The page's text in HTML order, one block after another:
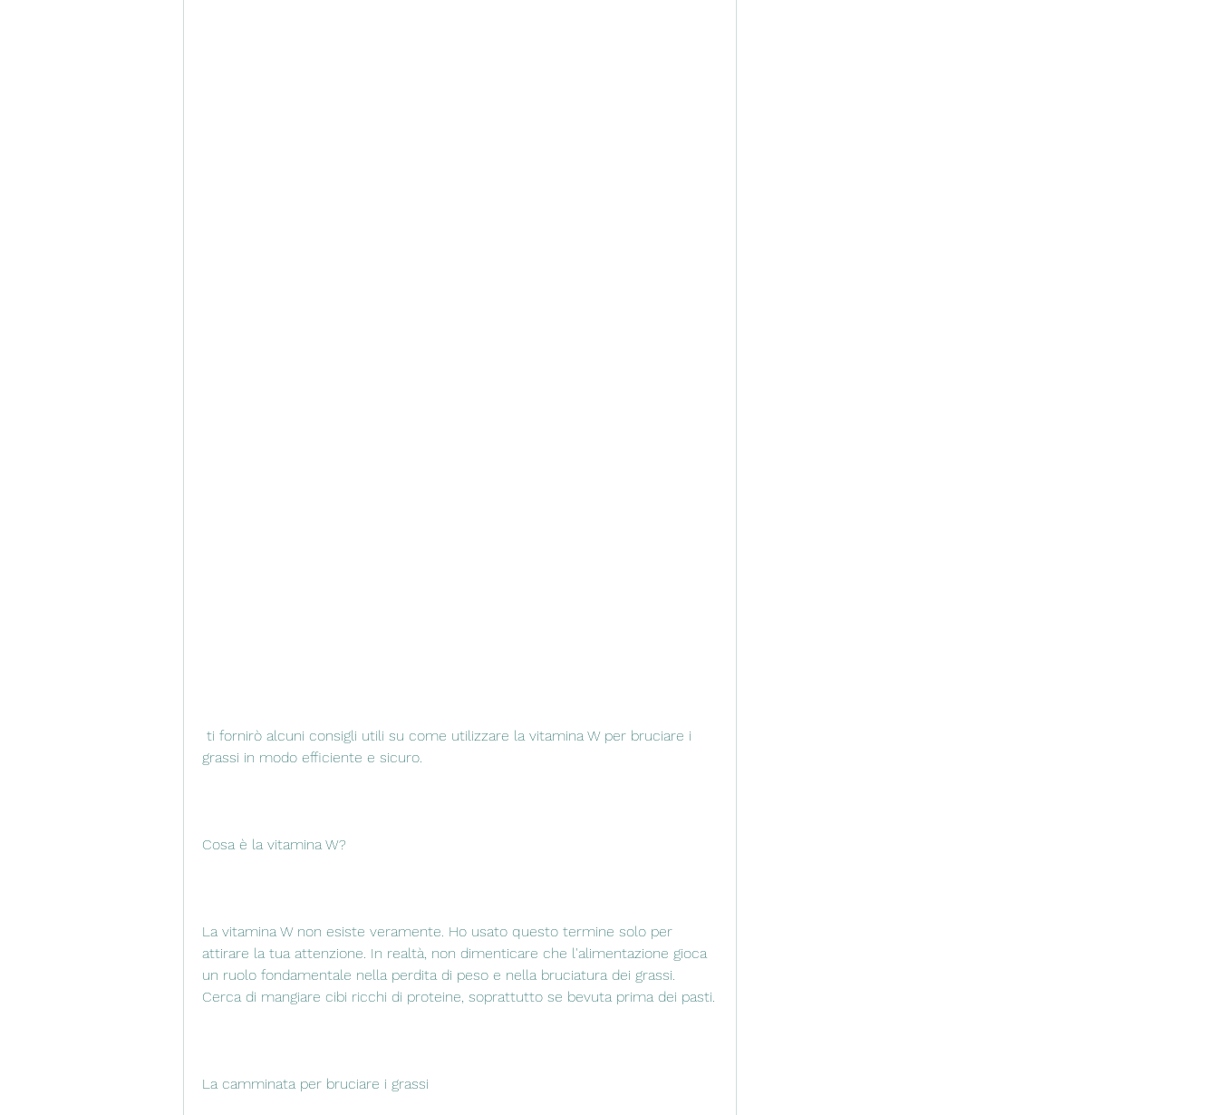
grassi in modo efficiente e sicuro.
Cosa è la vitamina W?
La vitamina W non esiste veramente. Ho usato questo termine solo per
attirare la tua attenzione. In realtà, non dimenticare che l'alimentazione gioca
un ruolo fondamentale nella perdita di peso e nella bruciatura dei grassi.
Cerca di mangiare cibi ricchi di proteine, soprattutto se bevuta prima dei pasti.
La camminata per bruciare i grassi